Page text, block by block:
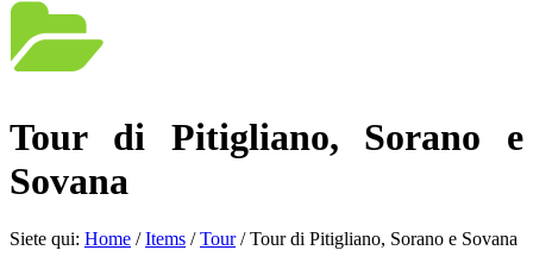
Tour di Pitigliano, Sorano e
Sovana
Siete qui: Home / Items / Tour / Tour di Pitigliano, Sorano e Sovana